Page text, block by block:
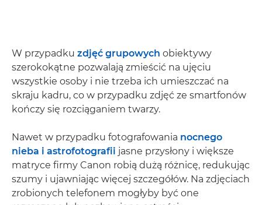
W przypadku zdjęć grupowych obiektywy
szerokokątne pozwalają zmieścić na ujęciu
wszystkie osoby i nie trzeba ich umieszczać na
skraju kadru, co w przypadku zdjęć ze smartfonów
kończy się rozciąganiem twarzy.
Nawet w przypadku fotografowania nocnego
nieba i astrofotografii jasne przysłony i większe
matryce firmy Canon robią dużą różnicę, redukując
szumy i ujawniając więcej szczegółów. Na zdjęciach
zrobionych telefonem mogłyby być one